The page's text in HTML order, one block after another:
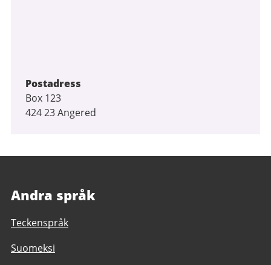
Postadress
Box 123
424 23 Angered
Andra språk
Teckenspråk
Suomeksi